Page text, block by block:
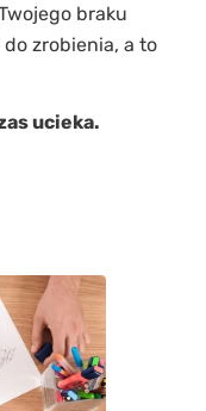
braku
zrobienia, a to
ucieka.